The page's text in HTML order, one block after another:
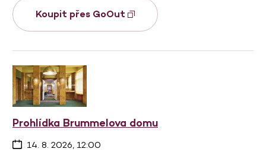
Koupit přes GoOut
Prohlídka Brummelova domu
14. 8. 2026, 12:00